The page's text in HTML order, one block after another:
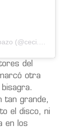
del
otra
tan grande,
el disco, ni
en los